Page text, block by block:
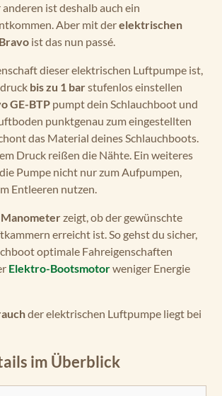
ist deshalb auch ein
Aber mit derelektrischen
Bravo ist das nun passé.
dieser elektrischen Luftpumpe ist,
bis zu 1 barstufenlos einstellen
GE-BTP pumpt dein Schlauchboot und
punktgenau zum eingestellten
das Material deines Schlauchboots.
Druck reißen die Nähte. Ein weiteres
Pumpe nicht nur zum Aufpumpen,
Entleeren nutzen.
zeigt, ob der gewünschte
erreicht ist. So gehst du sicher,
optimale Fahreigenschaften
Elektro-Bootsmotorweniger Energie
der elektrischen Luftpumpe liegt bei
im Überblick